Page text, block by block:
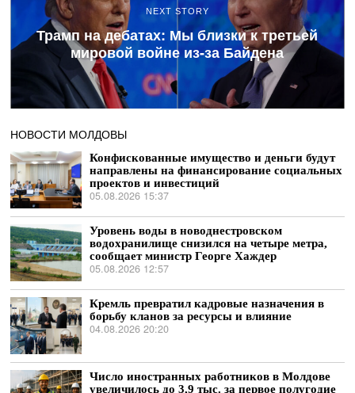
NEXT STORY
Трамп на дебатах: Мы близки к третьей
мировой войне из-за Байдена
НОВОСТИ МОЛДОВЫ
Конфискованные имущество и деньги будут
направлены на финансирование социальных
проектов и инвестиций
05.08.2026 15:37
Уровень воды в новоднестровском
водохранилище снизился на четыре метра,
сообщает министр Георге Хаждер
05.08.2026 12:57
Кремль превратил кадровые назначения в
борьбу кланов за ресурсы и влияние
04.08.2026 20:20
Число иностранных работников в Молдове
увеличилось до 3,9 тыс. за первое полугодие